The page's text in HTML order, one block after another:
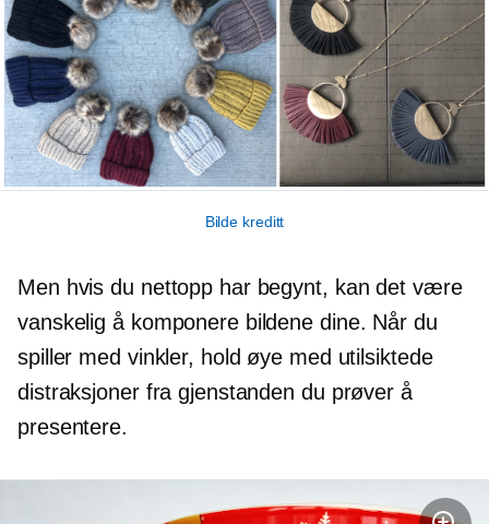
Bilde kreditt
Men hvis du nettopp har begynt, kan det være
vanskelig å komponere bildene dine. Når du
spiller med vinkler, hold øye med utilsiktede
distraksjoner fra gjenstanden du prøver å
presentere.